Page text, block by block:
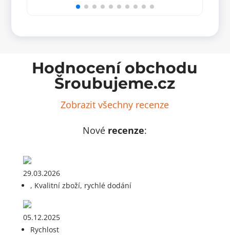
Hodnocení obchodu
Šroubujeme.cz
Zobrazit všechny recenze
Nové recenze:
29.03.2026
, Kvalitní zboží, rychlé dodání
05.12.2025
Rychlost